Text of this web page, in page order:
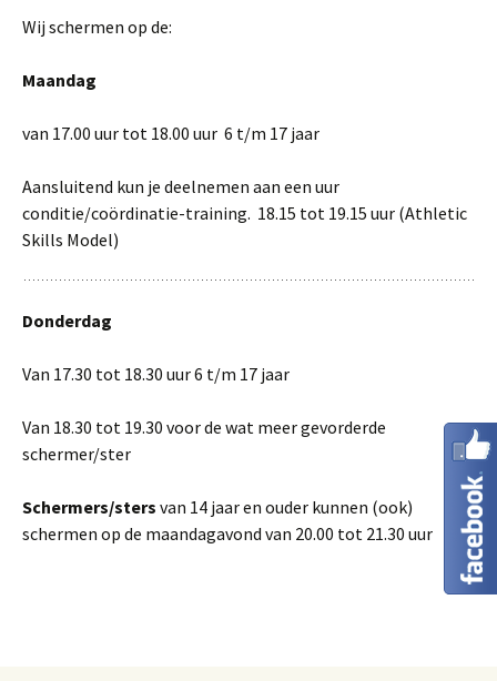
Wij schermen op de:
Maandag
van 17.00 uur tot 18.00 uur 6 t/m 17 jaar
Aansluitend kun je deelnemen aan een uur
conditie/coördinatie-training. 18.15 tot 19.15 uur (Athletic
Skills Model)
Donderdag
Van 17.30 tot 18.30 uur 6 t/m 17 jaar
Van 18.30 tot 19.30 voor de wat meer gevorderde
schermer/ster
Schermers/sters van 14 jaar en ouder kunnen (ook)
schermen op de maandagavond van 20.00 tot 21.30 uur